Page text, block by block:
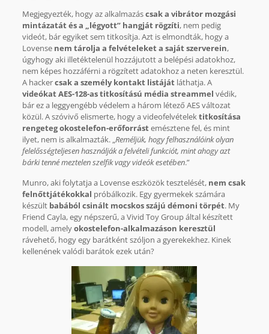
Megjegyezték, hogy az alkalmazáscsak a vibrátor mozgási
mintázatát és a „légyott” hangját rögzíti, nem pedig
videót, bár egyiket sem titkosítja. Azt is elmondták, hogy a
Lovense nem tárolja a felvételeket a saját szerverein,
úgyhogy aki illetéktelenül hozzájutott a belépési adatokhoz,
nem képes hozzáférni a rögzített adatokhoz a neten keresztül.
A hackercsak a személy kontakt listájátláthatja. A
videókat AES-128-as titkosítású média streammel védik,
bár ez a leggyengébb védelem a három létező AES változat
közül. A szóvivő elismerte, hogy a videofelvételektitkosítása
rengeteg okostelefon-erőforrástemésztene fel, és mint
ilyet, nem is alkalmazták. „Reméljük, hogy felhasználóink olyan
felelősségteljesen használják a felvételi funkciót, mint ahogy azt
bárki tenné meztelen szelfik vagy videók esetében.”
Munro, aki folytatja a Lovense eszközök tesztelését, nem csak
felnőttjátékokkal próbálkozik. Egy gyermekek számára
készült babából csinált mocskos szájú démoni törpét. My
Friend Cayla, egy népszerű, a Vivid Toy Group által készített
modell, amelyokostelefon-alkalmazáson keresztül
rávehető, hogy egy barátként szóljon a gyerekekhez. Kinek
kellenének valódi barátok ezek után?